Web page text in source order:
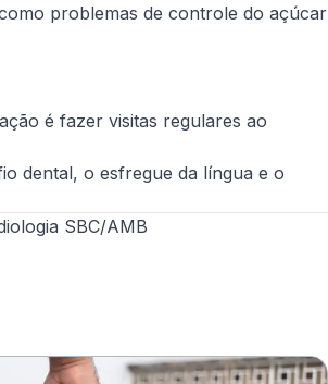
problemas de controle do açúcar
é fazer visitas regulares ao
dental, o esfregue da língua e o
SBC/AMB